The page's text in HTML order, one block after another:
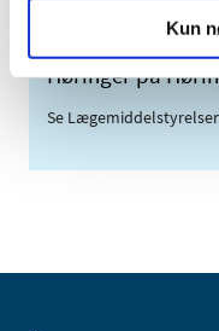
Kun
Høringer på
Se